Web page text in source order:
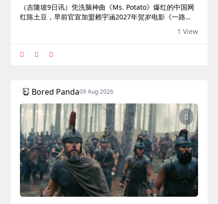
（吉隆坡9日讯）凭洗脑神曲《Ms. Potato》爆红的中国网
红陈土豆，早前官宣加盟赖宇涵2027年贺岁电影《一路金
喜》，日前正在大马如火如荼拍摄。没想到，她近日观看
F✦FOREVER大马站演出后，竟惊喜与吴建豪及五月天阿信
合体，重演经典台剧《下一站，幸福》“光晞不能捐”名场
面，荒唐又爆笑的画面曝光后，令网民直呼：“好荒唐的组
合！”陈土豆昨（8日）在社交平台晒出相关视频，只见她入
更神来一笔幽默笑言：“让阿信捐。”阿信亦十分配合，接梗
回应：“啊...
1 View
Bored Panda09 Aug 2026